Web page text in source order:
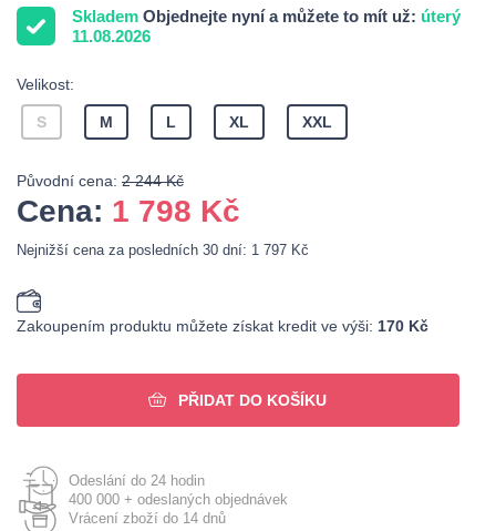
Skladem Objednejte nyní a můžete to mít už: úterý
11.08.2026
Velikost:
S M L XL XXL
Původní cena: 2 244 Kč
Cena: 1 798 Kč
Nejnižší cena za posledních 30 dní: 1 797 Kč
Zakoupením produktu můžete získat kredit ve výši: 170 Kč
PŘIDAT DO KOŠÍKU
Odeslání do 24 hodin
400 000 + odeslaných objednávek
Vrácení zboží do 14 dnů